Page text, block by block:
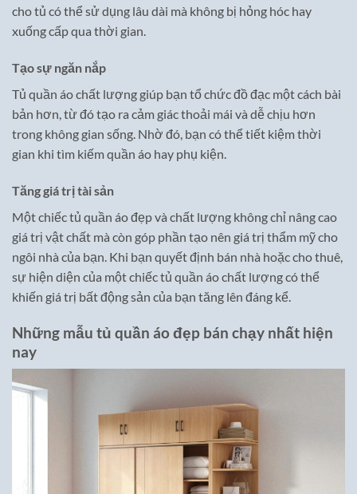
cho tủ có thể sử dụng lâu dài mà không bị hỏng hóc hay
xuống cấp qua thời gian.
Tạo sự ngăn nắp
Tủ quần áo chất lượng giúp bạn tổ chức đồ đạc một cách bài
bản hơn, từ đó tạo ra cảm giác thoải mái và dễ chịu hơn
trong không gian sống. Nhờ đó, bạn có thể tiết kiệm thời
gian khi tìm kiếm quần áo hay phụ kiện.
Tăng giá trị tài sản
Một chiếc tủ quần áo đẹp và chất lượng không chỉ nâng cao
giá trị vật chất mà còn góp phần tạo nên giá trị thẩm mỹ cho
ngôi nhà của bạn. Khi bạn quyết định bán nhà hoặc cho thuê,
sự hiện diện của một chiếc tủ quần áo chất lượng có thể
khiến giá trị bất động sản của bạn tăng lên đáng kể.
Những mẫu tủ quần áo đẹp bán chạy nhất hiện
nay